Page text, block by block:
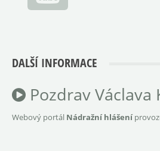
DALŠÍ INFORMACE
Pozdrav Václava
Webový portál Nádražní hlášení